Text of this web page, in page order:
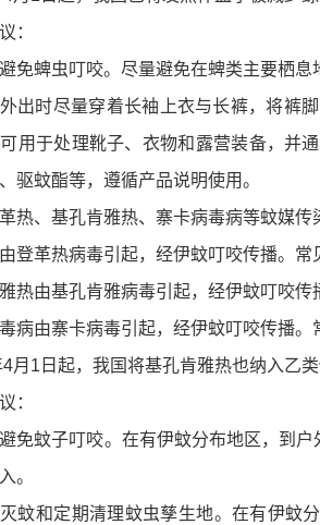
：
避免蜱虫叮咬。尽量避免在蜱类主要栖
外出时尽量穿着长袖上衣与长裤，将裤
用于处理靴子、衣物和露营装备，并
驱蚊酯等，遵循产品说明使用。
热、基孔肯雅热、寨卡病毒病等蚊媒传
登革热病毒引起，经伊蚊叮咬传播。
热由基孔肯雅病毒引起，经伊蚊叮咬
病由寨卡病毒引起，经伊蚊叮咬传播
月1日起，我国将基孔肯雅热也纳入乙类
：
避免蚊子叮咬。在有伊蚊分布地区，到
。
灭蚊和定期清理蚊虫孳生地。在有伊